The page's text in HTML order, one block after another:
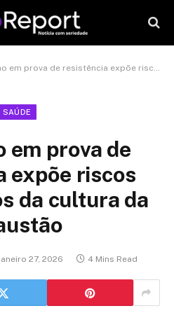
de resistência expõe riscos neurológicos da cultura da exaustão
SAÚDE
em prova de
expõe riscos
da cultura da
janeiro 27, 2026 4 Mins Read